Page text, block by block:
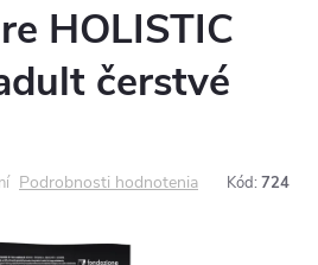
HOLISTIC
čerstvé
Podrobnosti hodnotenia Kód: 724